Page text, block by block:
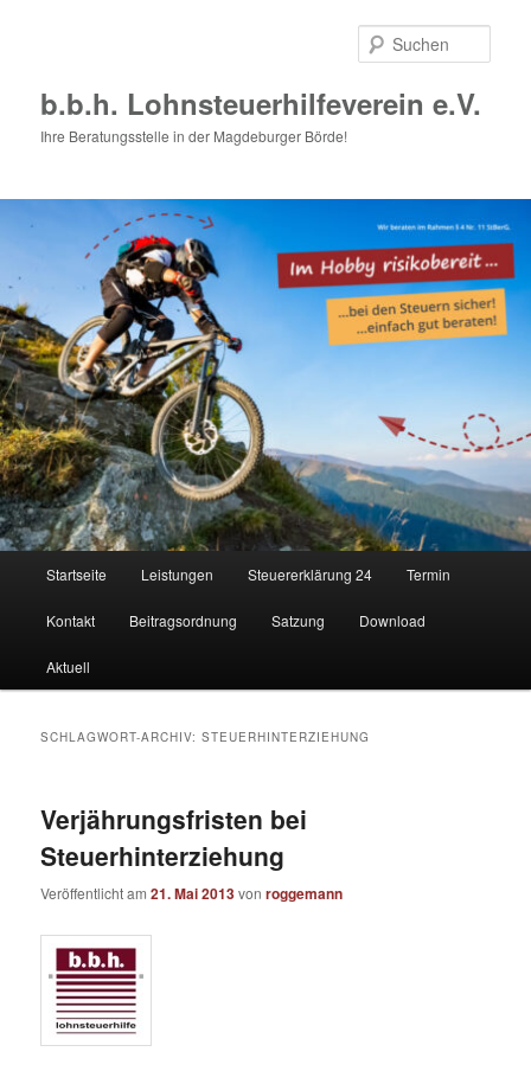
b.b.h. Lohnsteuerhilfeverein e.V.
Ihre Beratungsstelle in der Magdeburger Börde!
Startseite Leistungen Steuererklärung 24 Termin
Kontakt Beitragsordnung Satzung Download
Aktuell
SCHLAGWORT-ARCHIV:STEUERHINTERZIEHUNG
Verjährungsfristen bei
Steuerhinterziehung
Veröffentlicht am21. Mai 2013vonroggemann